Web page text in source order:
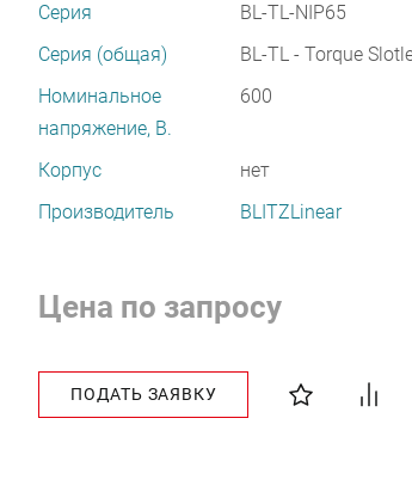
Серия
BL-TL-NIP65
Серия (общая)
BL-TL - Torque
Номинальное
напряжение, В.
600
Корпус
нет
Производитель
BLITZLinear
Цена по запросу
ПОДАТЬ ЗАЯВКУ